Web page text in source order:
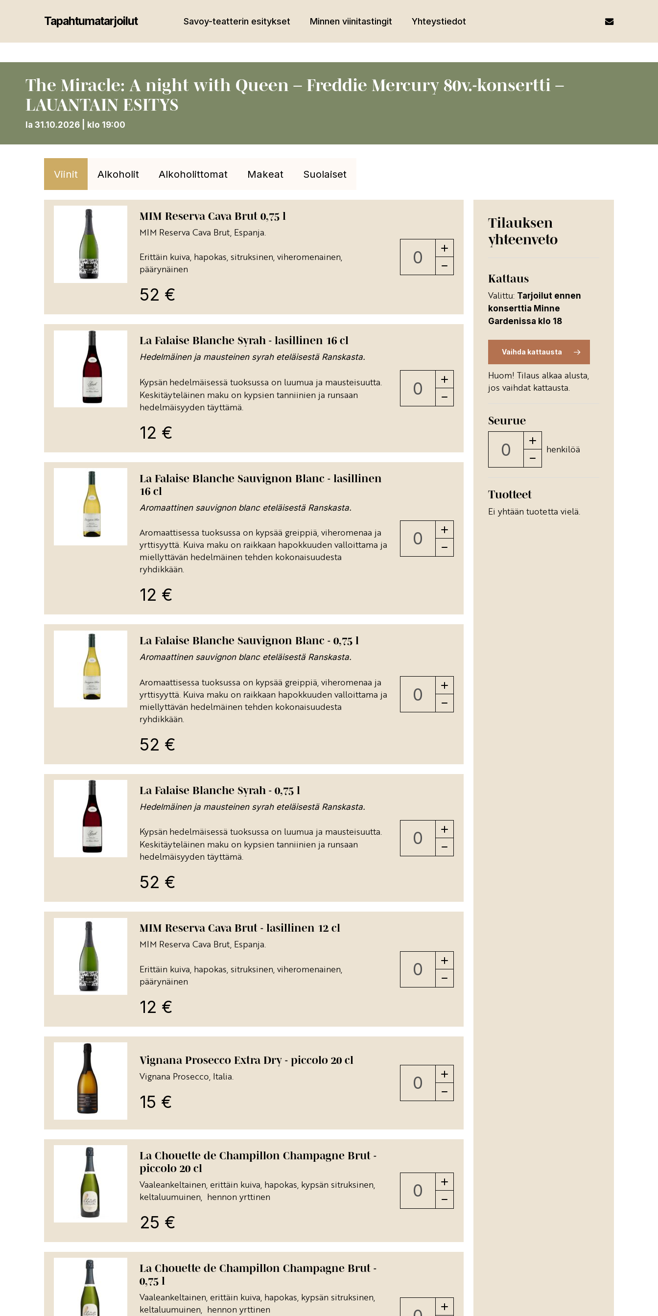
content
Tapahtumatarjoilut Savoy-teatterin esitykset Minnen viinitastingit Yhteystiedot email
The Miracle: A night with Queen – Freddie Mercury 80v.-konsertti –
LAUANTAIN ESITYS
la 31.10.2026 | klo 19:00
Viinit Alkoholit Alkoholittomat Makeat Suolaiset
MIM Reserva Cava Brut 0,75 l
MIM Reserva Cava Brut, Espanja.
Erittäin kuiva, hapokas, sitruksinen, viheromenainen,
päärynäinen
52 €
La Falaise Blanche Syrah - lasillinen 16 cl
Hedelmäinen ja mausteinen syrah eteläisestä Ranskasta.
Kypsän hedelmäisessä tuoksussa on luumua ja mausteisuutta.
Keskitäyteläinen maku on kypsien tanniinien ja runsaan
hedelmäisyyden täyttämä.
12 €
La Falaise Blanche Sauvignon Blanc - lasillinen
16 cl
Aromaattinen sauvignon blanc eteläisestä Ranskasta.
Aromaattisessa tuoksussa on kypsää greippiä, viheromenaa ja
yrttisyyttä. Kuiva maku on raikkaan hapokkuuden valloittama ja
miellyttävän hedelmäinen tehden kokonaisuudesta
ryhdikkään.
12 €
La Falaise Blanche Sauvignon Blanc - 0,75 l
Aromaattinen sauvignon blanc eteläisestä Ranskasta.
Aromaattisessa tuoksussa on kypsää greippiä, viheromenaa ja
yrttisyyttä. Kuiva maku on raikkaan hapokkuuden valloittama ja
miellyttävän hedelmäinen tehden kokonaisuudesta
ryhdikkään.
52 €
La Falaise Blanche Syrah - 0,75 l
Hedelmäinen ja mausteinen syrah eteläisestä Ranskasta.
Kypsän hedelmäisessä tuoksussa on luumua ja mausteisuutta.
Keskitäyteläinen maku on kypsien tanniinien ja runsaan
hedelmäisyyden täyttämä.
52 €
MIM Reserva Cava Brut - lasillinen 12 cl
MIM Reserva Cava Brut, Espanja.
Erittäin kuiva, hapokas, sitruksinen, viheromenainen,
päärynäinen
12 €
Vignana Prosecco Extra Dry - piccolo 20 cl
Vignana Prosecco, Italia.
15 €
La Chouette de Champillon Champagne Brut -
piccolo 20 cl
Vaaleankeltainen, erittäin kuiva, hapokas, kypsän sitruksinen,
keltaluumuinen, hennon yrttinen
25 €
La Chouette de Champillon Champagne Brut -
0,75 l
Vaaleankeltainen, erittäin kuiva, hapokas, kypsän sitruksinen,
keltaluumuinen, hennon yrttinen
Tilauksen
yhteenveto
Kattaus
Valittu: Tarjoilut ennen
konserttia Minne
Gardenissa klo 18
Vaihda kattausta
Huom! Tilaus alkaa alusta,
jos vaihdat kattausta.
Seurue
henkilöä
Tuotteet
Ei yhtään tuotetta vielä.